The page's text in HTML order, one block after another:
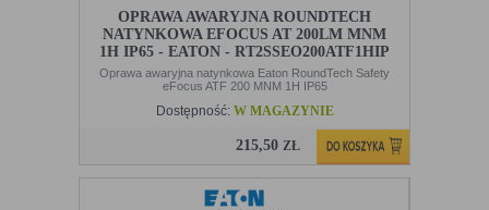
OPRAWA AWARYJNA ROUNDTECH
NATYNKOWA EFOCUS AT 200LM MNM
1H IP65 - EATON - RT2SSEO200ATF1HIP
Oprawa awaryjna natynkowa Eaton RoundTech Safety
eFocus ATF 200 MNM 1H IP65
Dostępność: W MAGAZYNIE
215,50ZŁ